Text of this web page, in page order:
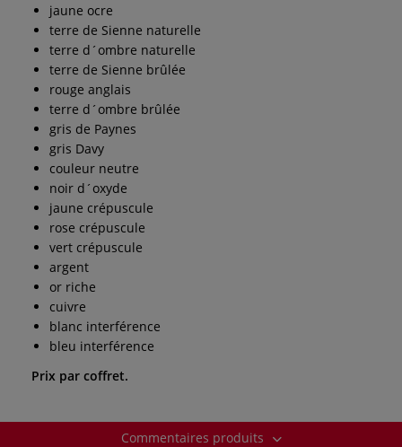
jaune ocre
terre de Sienne naturelle
terre d´ombre naturelle
terre de Sienne brûlée
rouge anglais
terre d´ombre brûlée
gris de Paynes
gris Davy
couleur neutre
noir d´oxyde
jaune crépuscule
rose crépuscule
vert crépuscule
argent
or riche
cuivre
blanc interférence
bleu interférence
Prix par coffret.
Commentaires produits